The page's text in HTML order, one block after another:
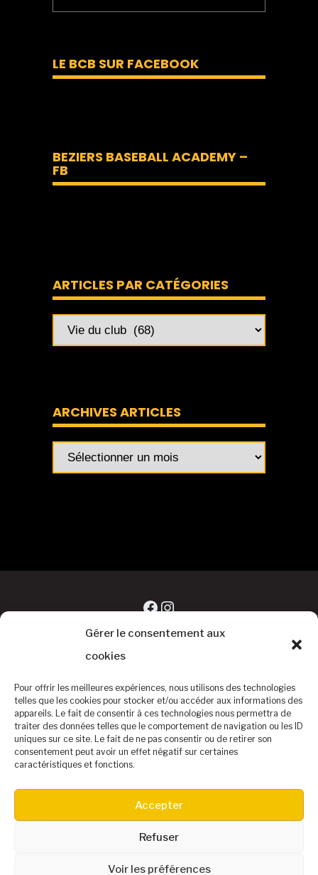
Gérer le consentement aux
cookies
Pour offrir les meilleures expériences, nous utilisons des technologies
telles que les cookies pour stocker et/ou accéder aux informations des
appareils. Le fait de consentir à ces technologies nous permettra de
traiter des données telles que le comportement de navigation ou les ID
uniques sur ce site. Le fait de ne pas consentir ou de retirer son
consentement peut avoir un effet négatif sur certaines
caractéristiques et fonctions.
Accepter
Refuser
Voir les préférences
LE BCB SUR FACEBOOK
BEZIERS BASEBALL ACADEMY –
FB
ARTICLES PAR CATÉGORIES
ARCHIVES ARTICLES
Archives
articles
Facebook
Instagram
©Baseball Club Biterrois
Accueil Le Baseball Le Club Equipe DIVISION 1
Contact – Infos
Partenaires – Calendrier